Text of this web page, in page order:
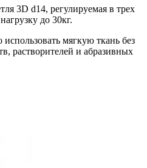
3D d14, регулируемая в трех
до 30кг.
мягкую ткань без
растворителей и абразивных